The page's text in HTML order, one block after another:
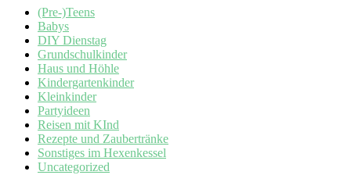
(Pre-)Teens
Babys
DIY Dienstag
Grundschulkinder
Haus und Höhle
Kindergartenkinder
Kleinkinder
Partyideen
Reisen mit KInd
Rezepte und Zaubertränke
Sonstiges im Hexenkessel
Uncategorized